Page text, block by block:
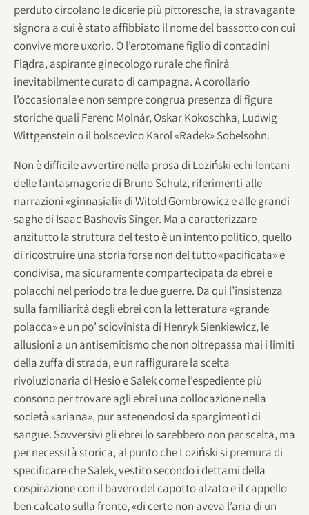
perduto circolano le dicerie più pittoresche, la stravagante
signora a cui è stato affibbiato il nome del bassotto con cui
convive more uxorio. O l’erotomane figlio di contadini
Flądra, aspirante ginecologo rurale che finirà
inevitabilmente curato di campagna. A corollario
l’occasionale e non sempre congrua presenza di figure
storiche quali Ferenc Molnár, Oskar Kokoschka, Ludwig
Wittgenstein o il bolscevico Karol «Radek» Sobelsohn.
Non è difficile avvertire nella prosa di Loziński echi lontani
delle fantasmagorie di Bruno Schulz, riferimenti alle
narrazioni «ginnasiali» di Witold Gombrowicz e alle grandi
saghe di Isaac Bashevis Singer. Ma a caratterizzare
anzitutto la struttura del testo è un intento politico, quello
di ricostruire una storia forse non del tutto «pacificata» e
condivisa, ma sicuramente compartecipata da ebrei e
polacchi nel periodo tra le due guerre. Da qui l’insistenza
sulla familiarità degli ebrei con la letteratura «grande
polacca» e un po’ sciovinista di Henryk Sienkiewicz, le
allusioni a un antisemitismo che non oltrepassa mai i limiti
della zuffa di strada, e un raffigurare la scelta
rivoluzionaria di Hesio e Salek come l’espediente più
consono per trovare agli ebrei una collocazione nella
società «ariana», pur astenendosi da spargimenti di
sangue. Sovversivi gli ebrei lo sarebbero non per scelta, ma
per necessità storica, al punto che Loziński si premura di
specificare che Salek, vestito secondo i dettami della
cospirazione con il bavero del capotto alzato e il cappello
ben calcato sulla fronte, «di certo non aveva l’aria di un